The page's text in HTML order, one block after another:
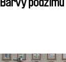
Barvy podzimu